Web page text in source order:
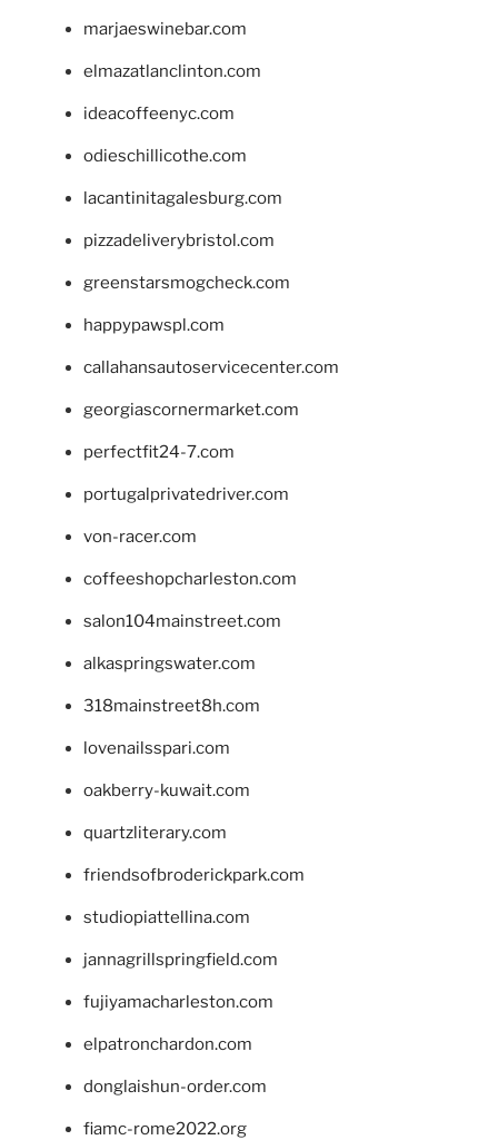
marjaeswinebar.com
elmazatlanclinton.com
ideacoffeenyc.com
odieschillicothe.com
lacantinitagalesburg.com
pizzadeliverybristol.com
greenstarsmogcheck.com
happypawspl.com
callahansautoservicecenter.com
georgiascornermarket.com
perfectfit24-7.com
portugalprivatedriver.com
von-racer.com
coffeeshopcharleston.com
salon104mainstreet.com
alkaspringswater.com
318mainstreet8h.com
lovenailsspari.com
oakberry-kuwait.com
quartzliterary.com
friendsofbroderickpark.com
studiopiattellina.com
jannagrillspringfield.com
fujiyamacharleston.com
elpatronchardon.com
donglaishun-order.com
fiamc-rome2022.org